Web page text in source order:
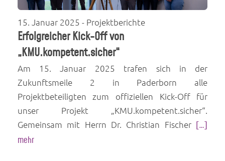
15. Januar 2025 - Projektberichte
Erfolgreicher Kick-Off von
„KMU.kompetent.sicher“
Am 15. Januar 2025 trafen sich in der
Zukunftsmeile 2 in Paderborn alle
Projektbeteiligten zum offiziellen Kick-Off für
unser Projekt „KMU.kompetent.sicher“.
Gemeinsam mit Herrn Dr. Christian Fischer[…]
mehr